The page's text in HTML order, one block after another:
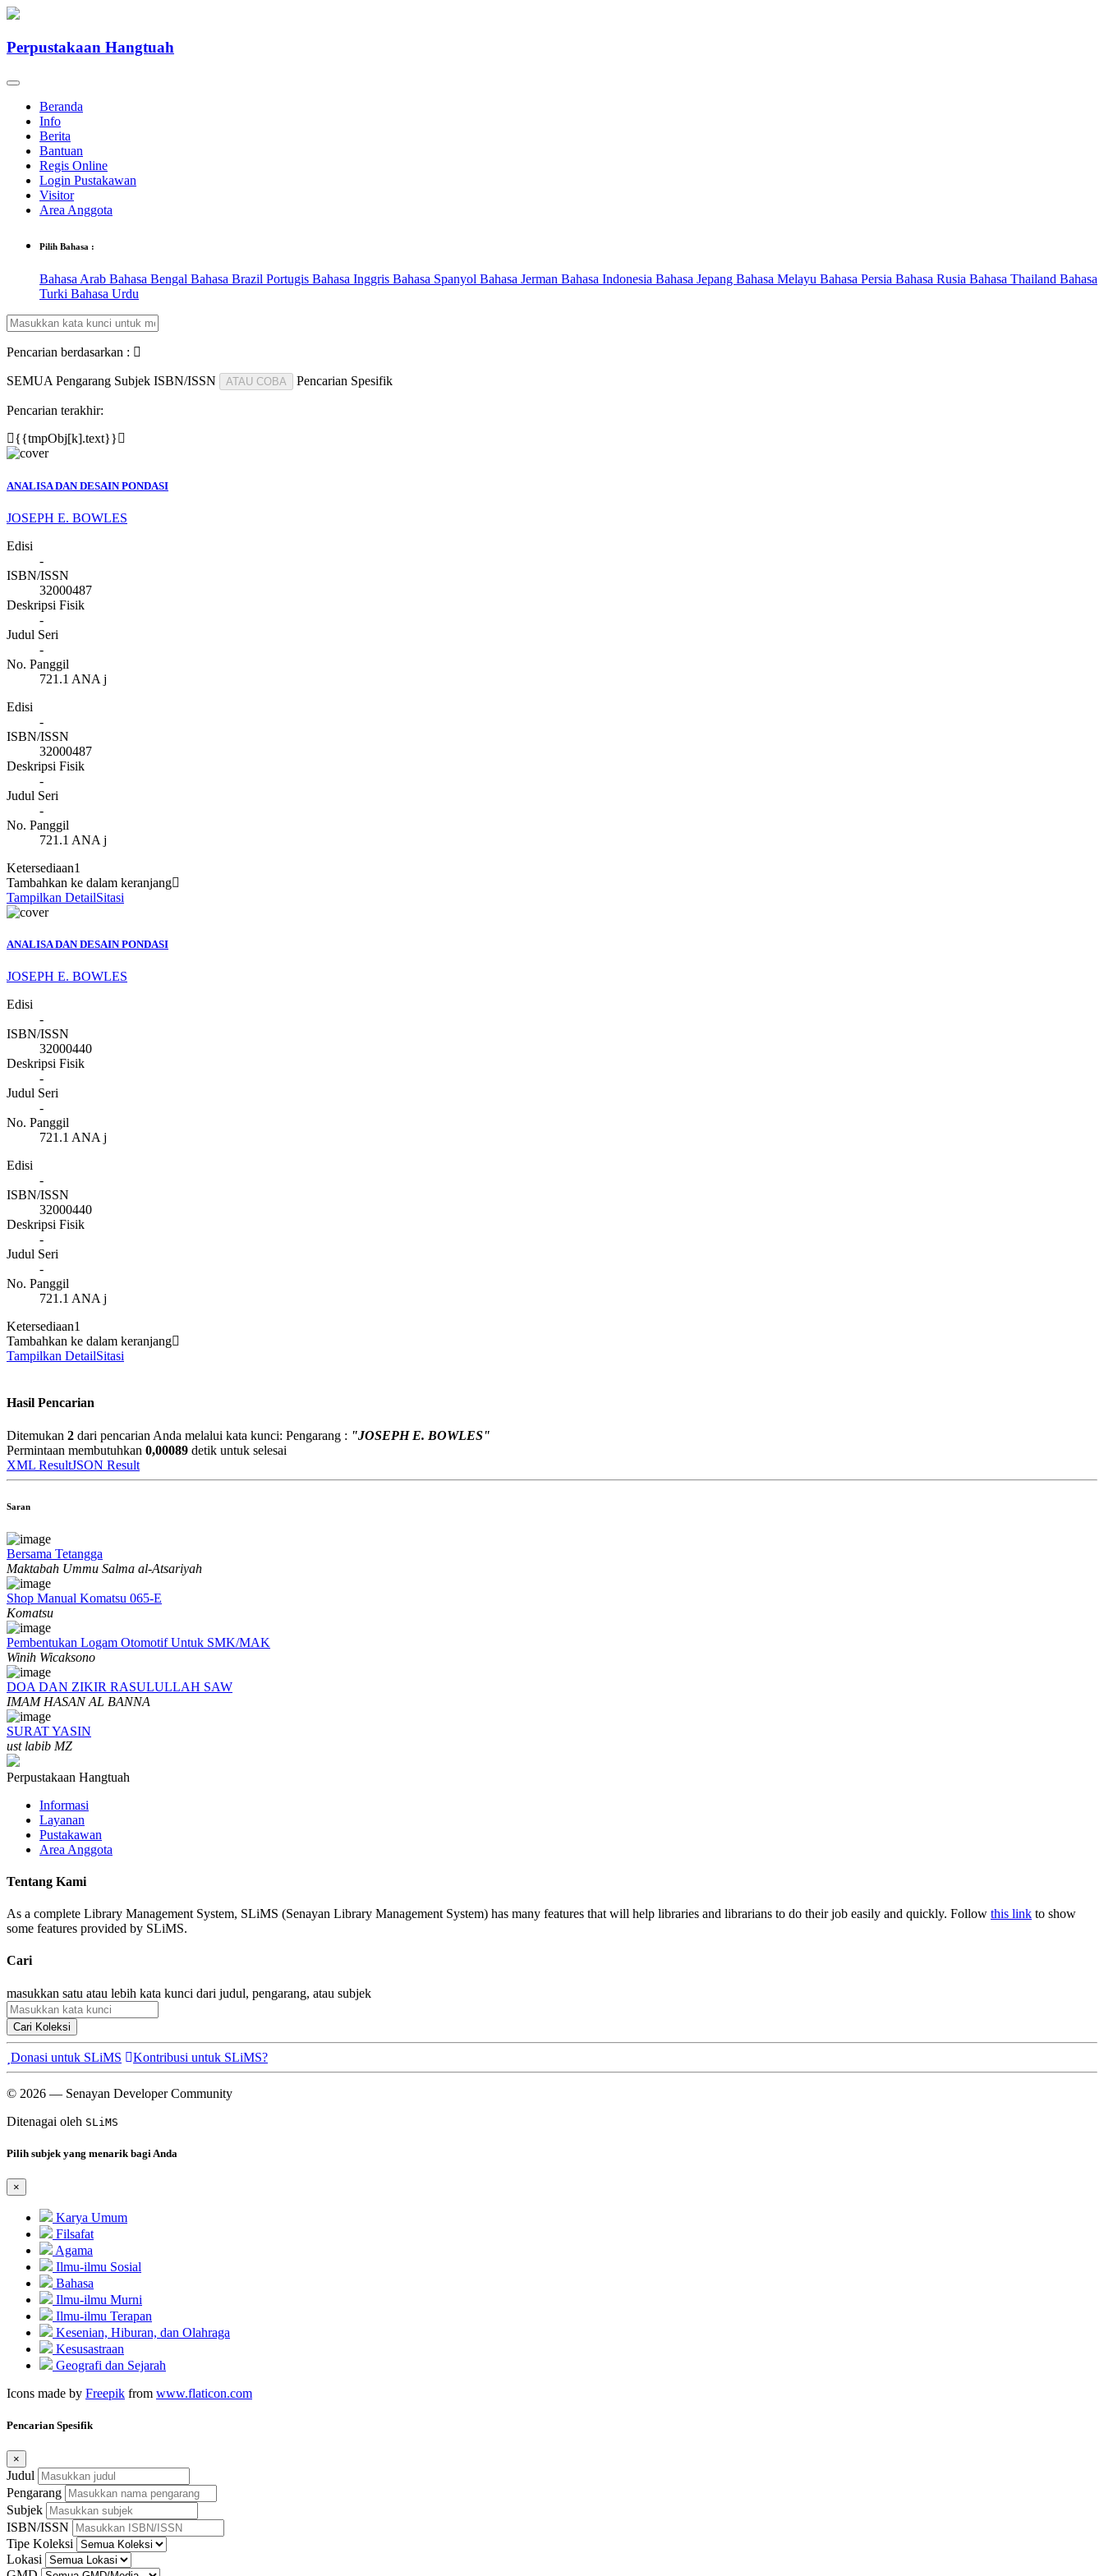
Perpustakaan Hangtuah
Beranda
Info
Berita
Bantuan
Regis Online
Login Pustakawan
Visitor
Area Anggota
Pilih Bahasa :
Bahasa Arab Bahasa Bengal Bahasa Brazil Portugis Bahasa Inggris Bahasa Spanyol Bahasa Jerman Bahasa Indonesia Bahasa Jepang Bahasa Melayu Bahasa Persia Bahasa Rusia Bahasa Thailand Bahasa
Turki Bahasa Urdu
Pencarian berdasarkan :
SEMUA Pengarang Subjek ISBN/ISSN ATAU COBA Pencarian Spesifik
Pencarian terakhir:
{{tmpObj[k].text}}
ANALISA DAN DESAIN PONDASI
JOSEPH E. BOWLES
Edisi
-
ISBN/ISSN
32000487
Deskripsi Fisik
-
Judul Seri
-
No. Panggil
721.1 ANA j
Edisi
-
ISBN/ISSN
32000487
Deskripsi Fisik
-
Judul Seri
-
No. Panggil
721.1 ANA j
Ketersediaan1
Tambahkan ke dalam keranjang
Tampilkan DetailSitasi
ANALISA DAN DESAIN PONDASI
JOSEPH E. BOWLES
Edisi
-
ISBN/ISSN
32000440
Deskripsi Fisik
-
Judul Seri
-
No. Panggil
721.1 ANA j
Edisi
-
ISBN/ISSN
32000440
Deskripsi Fisik
-
Judul Seri
-
No. Panggil
721.1 ANA j
Ketersediaan1
Tambahkan ke dalam keranjang
Tampilkan DetailSitasi
Hasil Pencarian
Ditemukan 2 dari pencarian Anda melalui kata kunci: Pengarang : "JOSEPH E. BOWLES"
Permintaan membutuhkan 0,00089 detik untuk selesai
XML ResultJSON Result
Saran
Bersama Tetangga
Maktabah Ummu Salma al-Atsariyah
Shop Manual Komatsu 065-E
Komatsu
Pembentukan Logam Otomotif Untuk SMK/MAK
Winih Wicaksono
DOA DAN ZIKIR RASULULLAH SAW
IMAM HASAN AL BANNA
SURAT YASIN
ust labib MZ
Perpustakaan Hangtuah
Informasi
Layanan
Pustakawan
Area Anggota
Tentang Kami
As a complete Library Management System, SLiMS (Senayan Library Management System) has many features that will help libraries and librarians to do their job easily and quickly. Follow this link to show
some features provided by SLiMS.
Cari
masukkan satu atau lebih kata kunci dari judul, pengarang, atau subjek
Cari Koleksi
Donasi untuk SLiMS Kontribusi untuk SLiMS?
© 2026 — Senayan Developer Community
Ditenagai oleh SLiMS
Pilih subjek yang menarik bagi Anda
×
Karya Umum
Filsafat
Agama
Ilmu-ilmu Sosial
Bahasa
Ilmu-ilmu Murni
Ilmu-ilmu Terapan
Kesenian, Hiburan, dan Olahraga
Kesusastraan
Geografi dan Sejarah
Icons made by Freepik from www.flaticon.com
Pencarian Spesifik
×
Judul
Pengarang
Subjek
ISBN/ISSN
Tipe Koleksi
Lokasi